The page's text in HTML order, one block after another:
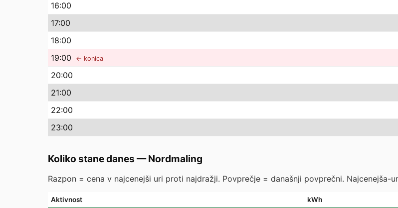
16:00
17:00
18:00
19:00 ← konica
20:00
21:00
22:00
23:00
Koliko stane danes —Nordmaling
Razpon = cena v najcenejši uri proti najdražji. Povprečje = današnji povprečni. Najcenejša-
Aktivnost kWh